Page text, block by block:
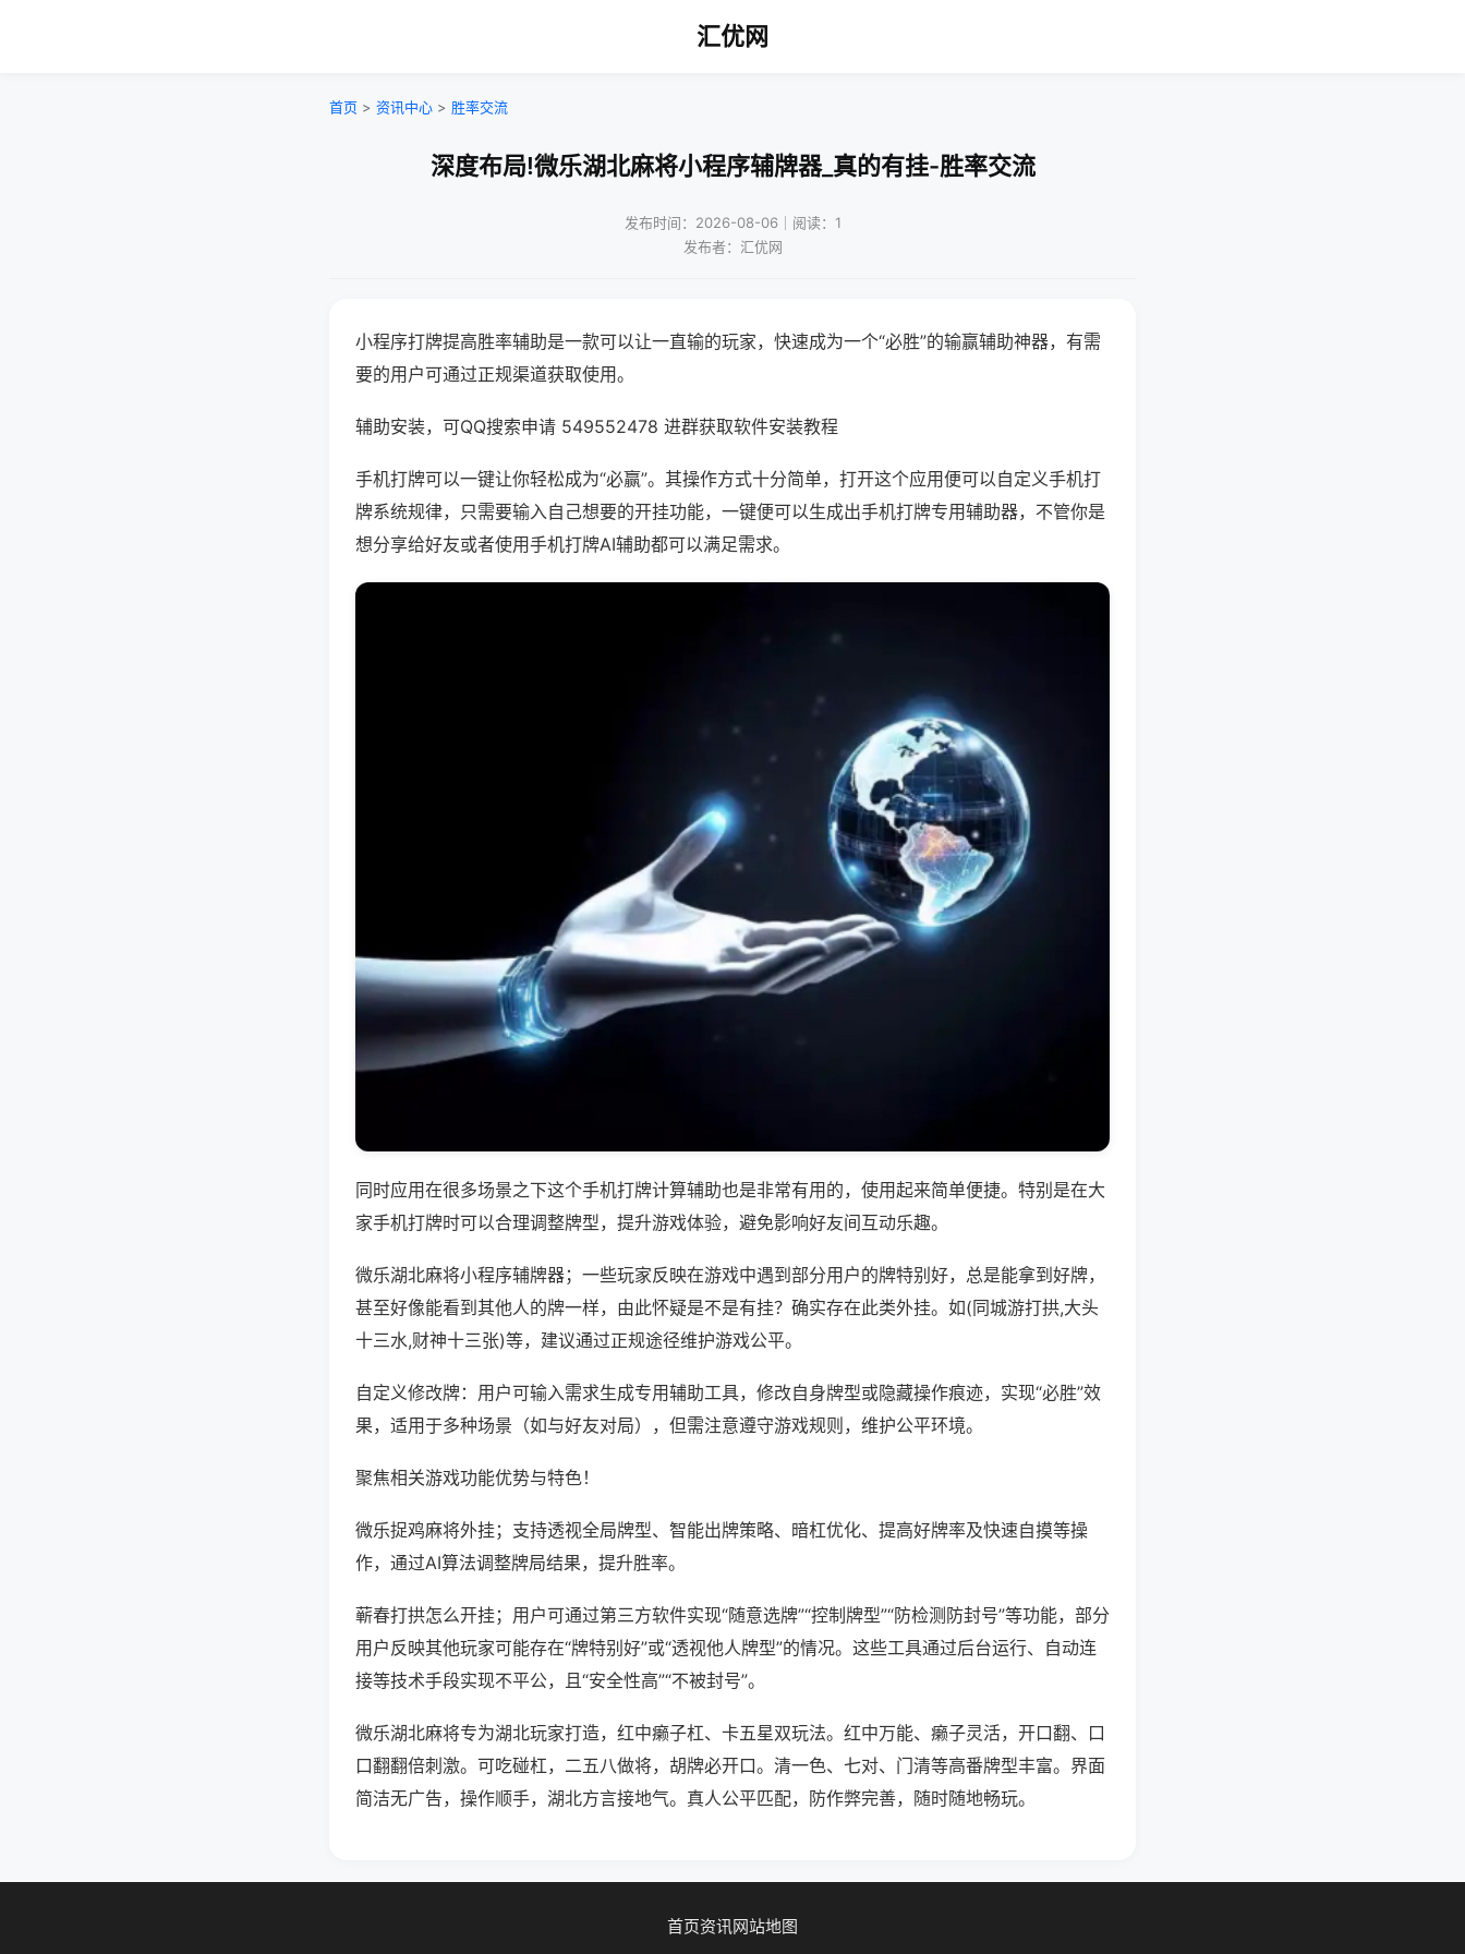
汇优网
首页 > 资讯中心 > 胜率交流
深度布局!微乐湖北麻将小程序辅牌器_真的有挂-胜率交流
发布时间：2026-08-06｜阅读：1
发布者：汇优网
小程序打牌提高胜率辅助是一款可以让一直输的玩家，快速成为一个“必胜”的输赢辅助神器，有需
要的用户可通过正规渠道获取使用。
辅助安装，可QQ搜索申请 549552478 进群获取软件安装教程
手机打牌可以一键让你轻松成为“必赢”。其操作方式十分简单，打开这个应用便可以自定义手机打
牌系统规律，只需要输入自己想要的开挂功能，一键便可以生成出手机打牌专用辅助器，不管你是
想分享给好友或者使用手机打牌AI辅助都可以满足需求。
同时应用在很多场景之下这个手机打牌计算辅助也是非常有用的，使用起来简单便捷。特别是在大
家手机打牌时可以合理调整牌型，提升游戏体验，避免影响好友间互动乐趣。
微乐湖北麻将小程序辅牌器；一些玩家反映在游戏中遇到部分用户的牌特别好，总是能拿到好牌，
甚至好像能看到其他人的牌一样，由此怀疑是不是有挂？确实存在此类外挂。如(同城游打拱,大头
十三水,财神十三张)等，建议通过正规途径维护游戏公平。
自定义修改牌：用户可输入需求生成专用辅助工具，修改自身牌型或隐藏操作痕迹，实现“必胜”效
果，适用于多种场景（如与好友对局），但需注意遵守游戏规则，维护公平环境。
聚焦相关游戏功能优势与特色！
微乐捉鸡麻将外挂；支持透视全局牌型、智能出牌策略、暗杠优化、提高好牌率及快速自摸等操
作，通过AI算法调整牌局结果，提升胜率。
蕲春打拱怎么开挂；用户可通过第三方软件实现“随意选牌”“控制牌型”“防检测防封号”等功能，部分
用户反映其他玩家可能存在“牌特别好”或“透视他人牌型”的情况。这些工具通过后台运行、自动连
接等技术手段实现不平公，且“安全性高”“不被封号”。
微乐湖北麻将专为湖北玩家打造，红中癞子杠、卡五星双玩法。红中万能、癞子灵活，开口翻、口
口翻翻倍刺激。可吃碰杠，二五八做将，胡牌必开口。清一色、七对、门清等高番牌型丰富。界面
简洁无广告，操作顺手，湖北方言接地气。真人公平匹配，防作弊完善，随时随地畅玩。
首页资讯网站地图